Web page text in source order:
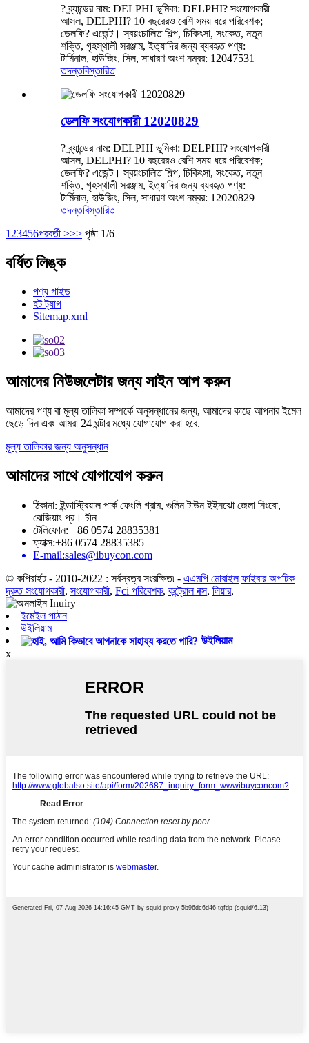
? ব্র্যান্ডের নাম: DELPHI ভূমিকা: DELPHI? সংযোগকারী
আসল, DELPHI? 10 বছরেরও বেশি সময় ধরে পরিবেশক;
ডেলফি? এজেন্ট। স্বয়ংচালিত শিল্প, চিকিৎসা, সংকেত, নতুন
শক্তি, গৃহস্থালী সরঞ্জাম, ইত্যাদির জন্য ব্যবহৃত পণ্য:
টার্মিনাল, হাউজিং, সিল, সাধারণ অংশ নম্বর: 12047531
তদন্তবিস্তারিত
ডেলফি সংযোগকারী 12020829
? ব্র্যান্ডের নাম: DELPHI ভূমিকা: DELPHI? সংযোগকারী
আসল, DELPHI? 10 বছরেরও বেশি সময় ধরে পরিবেশক;
ডেলফি? এজেন্ট। স্বয়ংচালিত শিল্প, চিকিৎসা, সংকেত, নতুন
শক্তি, গৃহস্থালী সরঞ্জাম, ইত্যাদির জন্য ব্যবহৃত পণ্য:
টার্মিনাল, হাউজিং, সিল, সাধারণ অংশ নম্বর: 12020829
তদন্তবিস্তারিত
1 23456পরবর্তী >>> পৃষ্ঠা 1/6
বর্ধিত লিঙ্ক
পণ্য গাইড
হট ট্যাগ
Sitemap.xml
আমাদের নিউজলেটার জন্য সাইন আপ করুন
আমাদের পণ্য বা মূল্য তালিকা সম্পর্কে অনুসন্ধানের জন্য, আমাদের কাছে আপনার ইমেল
ছেড়ে দিন এবং আমরা 24 ঘন্টার মধ্যে যোগাযোগ করা হবে.
মূল্য তালিকার জন্য অনুসন্ধান
আমাদের সাথে যোগাযোগ করুন
ঠিকানা: ইন্ডাস্ট্রিয়াল পার্ক ফেংলি গ্রাম, গুলিন টাউন ইইনঝো জেলা নিংবো,
ঝেজিয়াং প্র। চীন
টেলিফোন: +86 0574 28835381
ফ্যাক্স:+86 0574 28835385
E-mail:sales@ibuycon.com
© কপিরাইট - 2010-2022 : সর্বস্বত্ব সংরক্ষিত৷ - এএমপি মোবাইল ফাইবার অপটিক
দ্রুত সংযোগকারী, সংযোগকারী, Fci পরিবেশক, কন্ট্রোল বক্স, লিয়ার,
ইমেইল পাঠান
উইলিয়াম
উইলিয়াম
x